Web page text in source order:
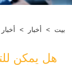
بيت > أخبار >
هل يمكن